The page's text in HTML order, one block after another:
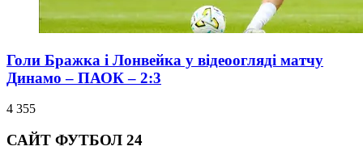
Голи Бражка і Лонвейка у відеоогляді матчу
Динамо – ПАОК – 2:3
4 355
САЙТ ФУТБОЛ 24